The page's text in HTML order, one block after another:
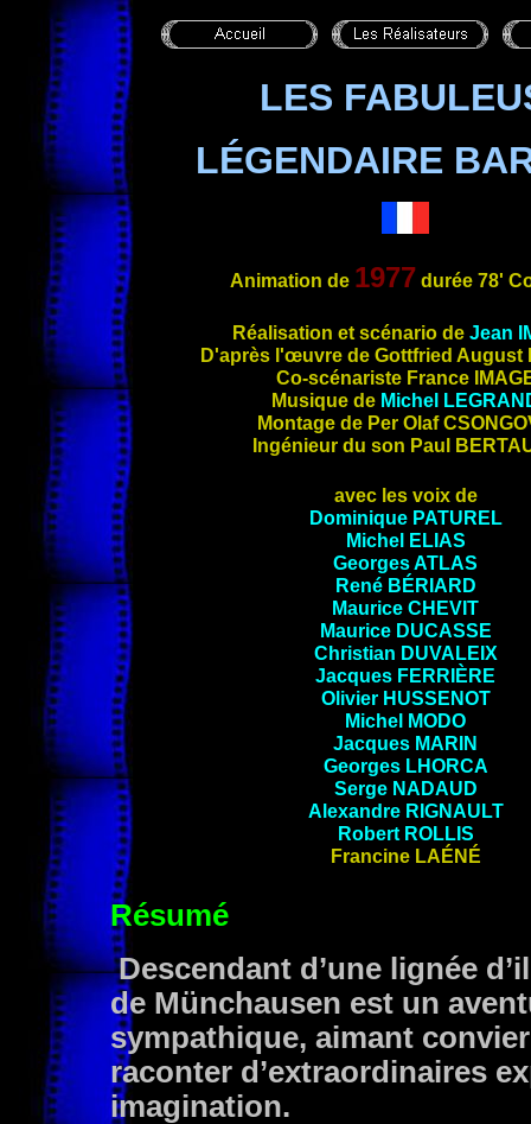
LES
LÉGENDAIRE
Animation de 1977 durée 78'
Réalisation et scénario de Jean
D'après l'œuvre de Gottfried August
Co-scénariste France
Musique de Michel
Montage de Per Olaf
Ingénieur du son Paul
avec les voix de
Dominique PATUREL
Michel ELIAS
GeorgesATLAS
René BÉRIARD
Maurice CHEVIT
Maurice DUCASSE
Christian DUVALEIX
Jacques FERRIÈRE
Olivier HUSSENOT
Michel MODO
Jacques MARIN
Georges LHORCA
Serge NADAUD
Alexandre RIGNAULT
Robert ROLLIS
Francine LAÉNÉ
Résumé
Descendant d’une lignée
de Münchausen est un
sympathique, aimant
raconter d’extraordinaires
imagination.